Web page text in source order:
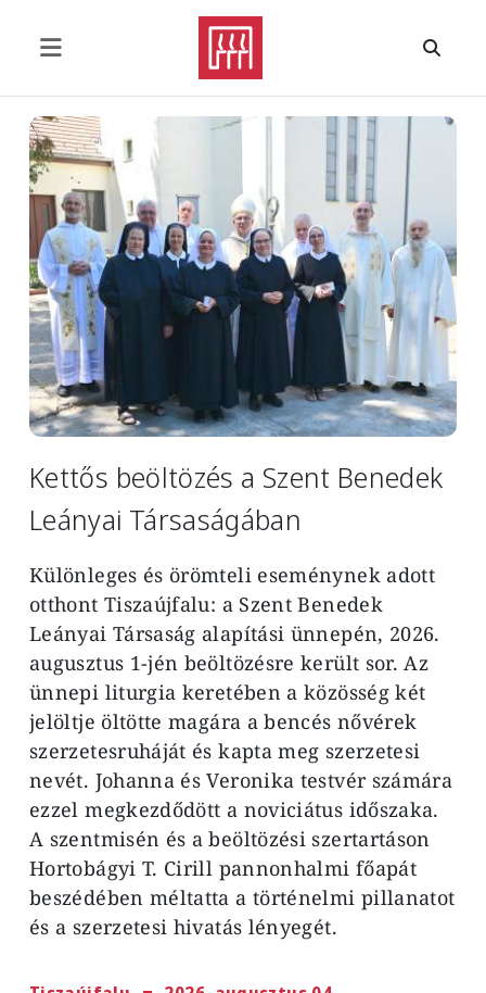
Image
Kettős beöltözés a Szent Benedek
Leányai Társaságában
Különleges és örömteli eseménynek adott
otthont Tiszaújfalu: a Szent Benedek
Leányai Társaság alapítási ünnepén, 2026.
augusztus 1-jén beöltözésre került sor. Az
ünnepi liturgia keretében a közösség két
jelöltje öltötte magára a bencés nővérek
szerzetesruháját és kapta meg szerzetesi
nevét. Johanna és Veronika testvér számára
ezzel megkezdődött a noviciátus időszaka.
A szentmisén és a beöltözési szertartáson
Hortobágyi T. Cirill pannonhalmi főapát
beszédében méltatta a történelmi pillanatot
és a szerzetesi hivatás lényegét.